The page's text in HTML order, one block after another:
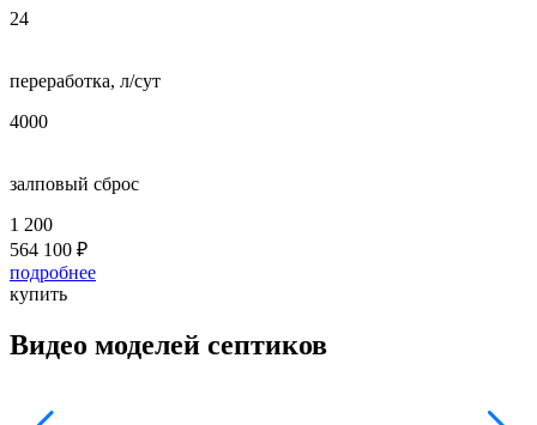
24
переработка, л/сут
4000
залповый сброс
1 200
564 100 ₽
подробнее
купить
Видео моделей септиков